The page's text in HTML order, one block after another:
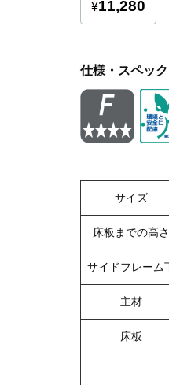
仕様・スペック
サイズ
床板までの高さ
サイドフレーム
主材
床板